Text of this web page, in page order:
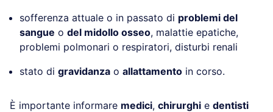
sofferenza attuale o in passato di problemi del
sangue o del midollo osseo, malattie epatiche,
problemi polmonari o respiratori, disturbi renali
stato di gravidanza o allattamento in corso.
È importante informare medici, chirurghi e dentisti